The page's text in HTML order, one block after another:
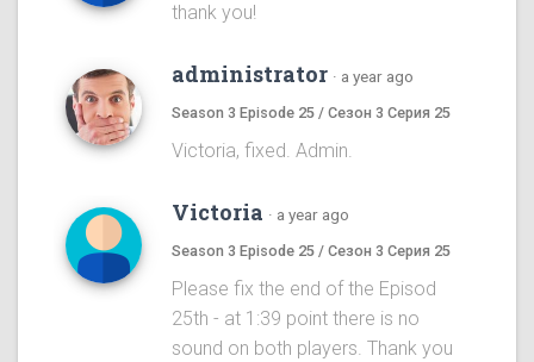
thank you!
administrator · a year ago
Season 3 Episode 25 / Сезон 3 Серия 25
Victoria, fixed. Admin.
Victoria · a year ago
Season 3 Episode 25 / Сезон 3 Серия 25
Please fix the end of the Episod
25th - at 1:39 point there is no
sound on both players. Thank you